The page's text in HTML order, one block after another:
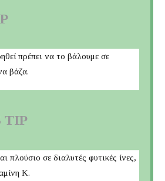
πρέπει να το βάλουμε σε
βάζα.
TIP
πλούσιο σε διαλυτές φυτικές ίνες,
Κ.